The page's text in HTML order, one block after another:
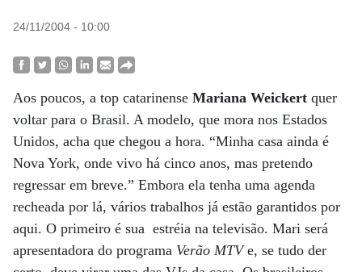
24/11/2004 - 10:00
Aos poucos, a top catarinense Mariana Weickert quer
voltar para o Brasil. A modelo, que mora nos Estados
Unidos, acha que chegou a hora. “Minha casa ainda é
Nova York, onde vivo há cinco anos, mas pretendo
regressar em breve.” Embora ela tenha uma agenda
recheada por lá, vários trabalhos já estão garantidos por
aqui. O primeiro é sua estréia na televisão. Mari será
apresentadora do programa Verão MTVe, se tudo der